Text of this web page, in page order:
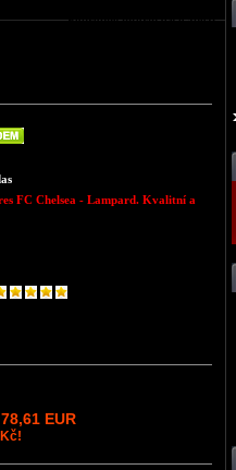
Podrobné informace o zboží
FC Chelsea - Lampard. Kvalitní a
78,61 EUR